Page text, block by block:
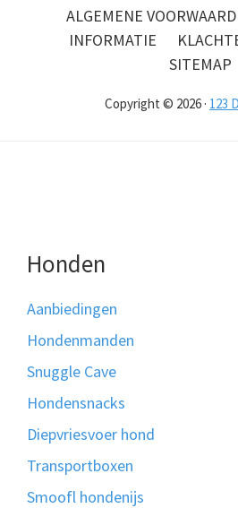
ALGEMENE
INFORMATIE
SITEMAP
Copyright © 2026 · 123
Honden
Aanbiedingen
Hondenmanden
Snuggle Cave
Hondensnacks
Diepvriesvoer hond
Transportboxen
Smoofl hondenijs